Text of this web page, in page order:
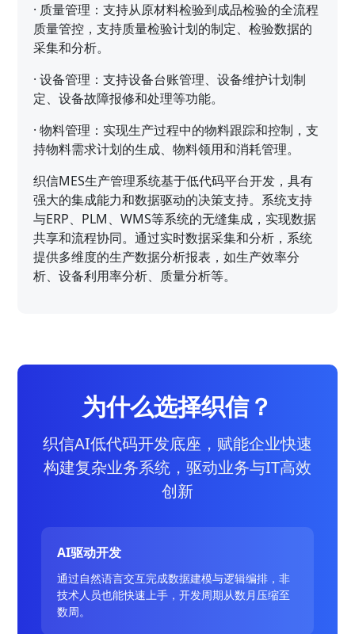
· 质量管理：支持从原材料检验到成品检验的全流程
质量管控，支持质量检验计划的制定、检验数据的
采集和分析。
·设备管理：支持设备台账管理、设备维护计划制
定、设备故障报修和处理等功能。
·物料管理：实现生产过程中的物料跟踪和控制，支
持物料需求计划的生成、物料领用和消耗管理。
织信MES生产管理系统基于低代码平台开发，具有
强大的集成能力和数据驱动的决策支持。系统支持
与ERP、PLM、WMS等系统的无缝集成，实现数据
共享和流程协同。通过实时数据采集和分析，系统
提供多维度的生产数据分析报表，如生产效率分
析、设备利用率分析、质量分析等。
为什么选择织信？
织信AI低代码开发底座，赋能企业快速
构建复杂业务系统，驱动业务与IT高效
创新
AI驱动开发
通过自然语言交互完成数据建模与逻辑编排，非
技术人员也能快速上手，开发周期从数月压缩至
数周。